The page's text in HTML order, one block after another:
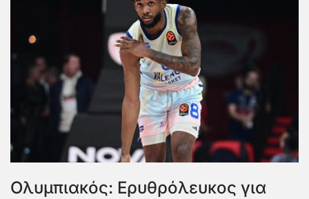
Ολυμπιακός: Ερυθρόλευκος για